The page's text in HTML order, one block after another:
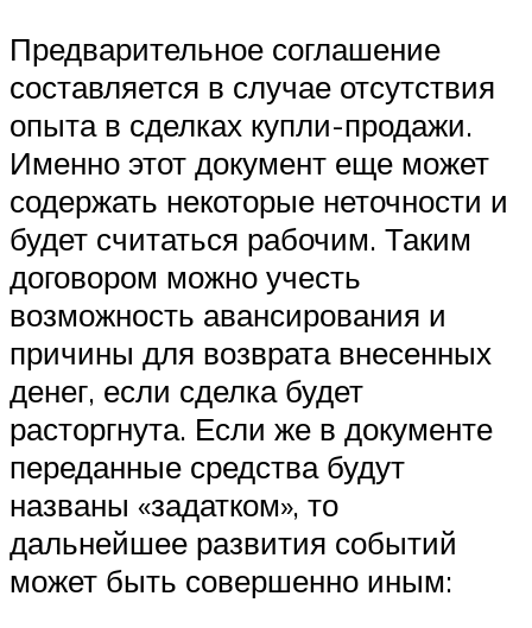
Предварительное соглашение
составляется в случае отсутствия
опыта в сделках купли-продажи.
Именно этот документ еще может
содержать некоторые неточности и
будет считаться рабочим. Таким
договором можно учесть
возможность авансирования и
причины для возврата внесенных
денег, если сделка будет
расторгнута. Если же в документе
переданные средства будут
названы «задатком», то
дальнейшее развития событий
может быть совершенно иным: